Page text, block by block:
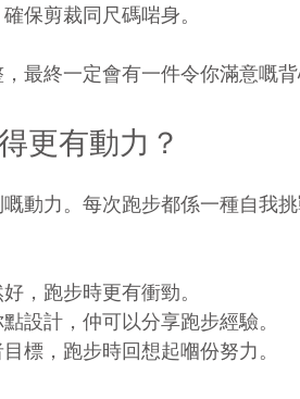
保剪裁同尺碼啱身。
最終一定會有一件令你滿意嘅背
更有動力？
動力。每次跑步都係一種自我
，跑步時更有衝勁。
設計，仲可以分享跑步經驗。
標，跑步時回想起嗰份努力。